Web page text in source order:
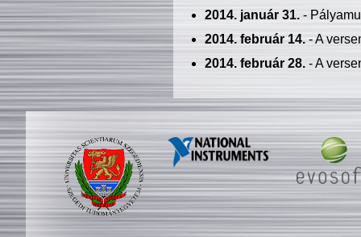
2014. január 31.-
2014. február 14.- A
2014. február 28.- A